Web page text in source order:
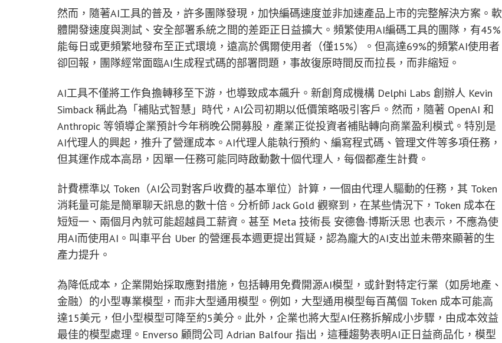
然而，隨著AI工具的普及，許多團隊發現，加快編碼速度並非加速產品上市的完整解決方案。軟
體開發速度與測試、安全部署系統之間的差距正日益擴大。頻繁使用AI編碼工具的團隊，有45%
能每日或更頻繁地發布至正式環境，遠高於偶爾使用者（僅15%）。但高達69%的頻繁AI使用者
卻回報，團隊經常面臨AI生成程式碼的部署問題，事故復原時間反而拉長，而非縮短。
AI工具不僅將工作負擔轉移至下游，也導致成本飆升。新創育成機構 Delphi Labs 創辦人 Kevin
Simback 稱此為「補貼式智慧」時代，AI公司初期以低價策略吸引客戶。然而，隨著 OpenAI 和
Anthropic 等領導企業預計今年稍晚公開募股，產業正從投資者補貼轉向商業盈利模式。特別是
AI代理人的興起，推升了營運成本。AI代理人能執行預約、編寫程式碼、管理文件等多項任務，
但其運作成本高昂，因單一任務可能同時啟動數十個代理人，每個都產生計費。
計費標準以 Token（AI公司對客戶收費的基本單位）計算，一個由代理人驅動的任務，其 Token
消耗量可能是簡單聊天訊息的數十倍。分析師 Jack Gold 觀察到，在某些情況下，Token 成本在
短短一、兩個月內就可能超越員工薪資。甚至 Meta 技術長 安德魯·博斯沃思 也表示，不應為使
用AI而使用AI。叫車平台 Uber 的營運長本週更提出質疑，認為龐大的AI支出並未帶來顯著的生
產力提升。
為降低成本，企業開始採取應對措施，包括轉用免費開源AI模型，或針對特定行業（如房地產、
金融）的小型專業模型，而非大型通用模型。例如，大型通用模型每百萬個 Token 成本可能高
達15美元，但小型模型可降至約5美分。此外，企業也將大型AI任務拆解成小步驟，由成本效益
最佳的模型處理。Enverso 顧問公司 Adrian Balfour 指出，這種趨勢表明AI正日益商品化，模型